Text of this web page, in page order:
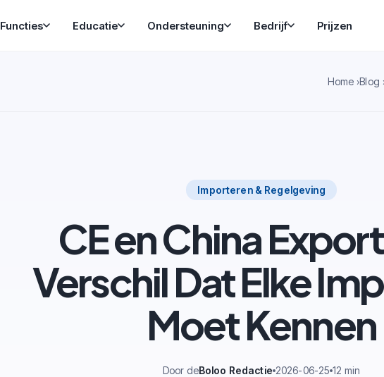
Functies Educatie Ondersteuning Bedrijf Prijzen
Home Blog
Importeren & Regelgeving
CE en China
Verschil Dat Elke
Moet Kennen
Door deBoloo Redactie 2026-06-25 12 min